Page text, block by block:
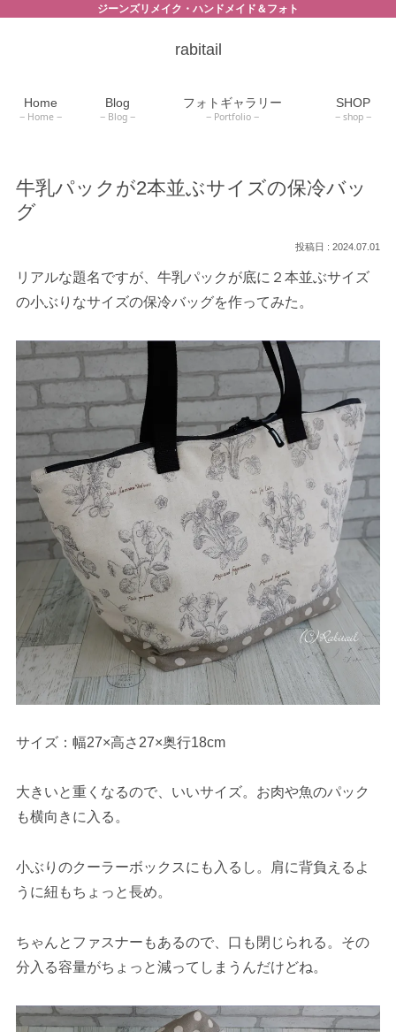
ジーンズリメイク・ハンドメイド＆フォト
rabitail
Home
Home
Blog
Blog
フォトギャラリー
Portfolio
SHOP
shop
牛乳パックが2本並ぶサイズの保冷バッ
グ
2024.07.01
リアルな題名ですが、牛乳パックが底に２本並ぶサイズ
の小ぶりなサイズの保冷バッグを作ってみた。
サイズ：幅27×高さ27×奥行18cm
大きいと重くなるので、いいサイズ。お肉や魚のパック
も横向きに入る。
小ぶりのクーラーボックスにも入るし。肩に背負えるよ
うに紐もちょっと長め。
ちゃんとファスナーもあるので、口も閉じられる。その
分入る容量がちょっと減ってしまうんだけどね。